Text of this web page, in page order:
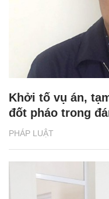
PHÁP LUẬT
Khởi tố vụ án,
đốt pháo trong